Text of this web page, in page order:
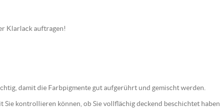
Klarlack auftragen!
damit die Farbpigmente gut aufgerührt und gemischt werden.
kontrollieren können, ob Sie vollflächig deckend beschichtet haben.